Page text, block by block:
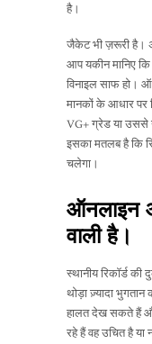
है।
जैकेट भी ज़रूरी है।
आप यकीन मानिए
विनाइल साफ हो।
मानकों के आधार पर
VG+ ग्रेड या उससे
इसका मतलब है कि
चलेगा।
ऑनलाइन
वाली है।
स्थानीय रिकॉर्ड
थोड़ा ज़्यादा
हालत देख सकते हैं
रहे हैं वह उचित है